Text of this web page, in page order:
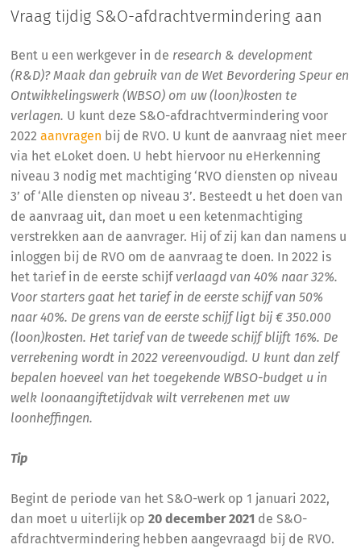
Vraag tijdig S&O-afdrachtvermindering aan
Bent u een werkgever in de research & development
(R&D)? Maak dan gebruik van de Wet Bevordering Speur en
Ontwikkelingswerk (WBSO) om uw (loon)kosten te
verlagen. U kunt deze S&O-afdrachtvermindering voor
2022aanvragen bij de RVO. U kunt de aanvraag niet meer
via het eLoket doen. U hebt hiervoor nu eHerkenning
niveau 3 nodig met machtiging ‘RVO diensten op niveau
3’ of ‘Alle diensten op niveau 3’. Besteedt u het doen van
de aanvraag uit, dan moet u een ketenmachtiging
verstrekken aan de aanvrager. Hij of zij kan dan namens u
inloggen bij de RVO om de aanvraag te doen. In 2022 is
het tarief in de eerste schijf verlaagd van 40% naar 32%.
Voor starters gaat het tarief in de eerste schijf van 50%
naar 40%. De grens van de eerste schijf ligt bij € 350.000
(loon)kosten. Het tarief van de tweede schijf blijft 16%. De
verrekening wordt in 2022 vereenvoudigd. U kunt dan zelf
bepalen hoeveel van het toegekende WBSO-budget u in
welk loonaangiftetijdvak wilt verrekenen met uw
loonheffingen.
Tip
Begint de periode van het S&O-werk op 1 januari 2022,
dan moet u uiterlijk op20 december 2021 de S&O-
afdrachtvermindering hebben aangevraagd bij de RVO.